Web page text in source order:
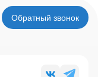
Обратный звонок